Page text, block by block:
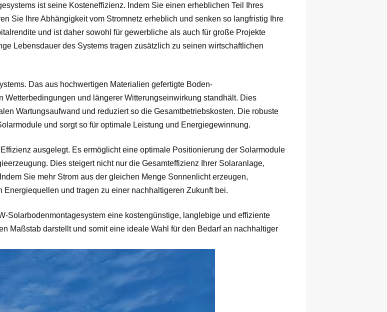
ist seine Kosteneffizienz. Indem Sie einen erheblichen Teil Ihres
Sie Ihre Abhängigkeit vom Stromnetz erheblich und senken so langfristig Ihre
und ist daher sowohl für gewerbliche als auch für große Projekte
Lebensdauer des Systems tragen zusätzlich zu seinen wirtschaftlichen
Das aus hochwertigen Materialien gefertigte Boden-
Wetterbedingungen und längerer Witterungseinwirkung standhält. Dies
Wartungsaufwand und reduziert so die Gesamtbetriebskosten. Die robuste
und sorgt so für optimale Leistung und Energiegewinnung.
ausgelegt. Es ermöglicht eine optimale Positionierung der Solarmodule
Dies steigert nicht nur die Gesamteffizienz Ihrer Solaranlage,
Sie mehr Strom aus der gleichen Menge Sonnenlicht erzeugen,
und tragen zu einer nachhaltigeren Zukunft bei.
Solarbodenmontagesystem eine kostengünstige, langlebige und effiziente
Maßstab darstellt und somit eine ideale Wahl für den Bedarf an nachhaltiger